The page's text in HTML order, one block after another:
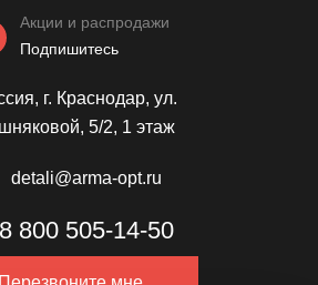
Акции и распродажи
Подпишитесь
г. Краснодар, ул.
5/2, 1 этаж
detali@arma-opt.ru
8 800 505-14-50